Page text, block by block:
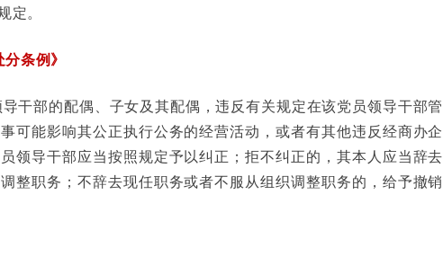
定。
条例》
导干部的配偶、子女及其配偶，违反有关规定在该党员领导干部管
可能影响其公正执行公务的经营活动，或者有其他违反经商办企
领导干部应当按照规定予以纠正；拒不纠正的，其本人应当辞去
整职务；不辞去现任职务或者不服从组织调整职务的，给予撤销